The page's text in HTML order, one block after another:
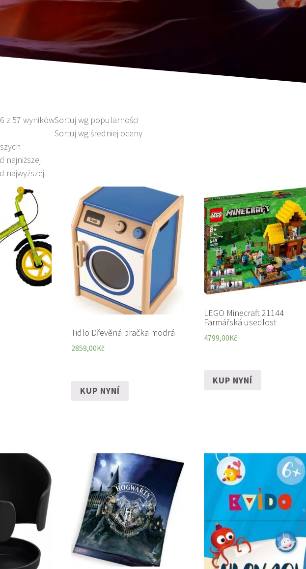
z 57 wynikówSortuj wg popularności
Sortuj wg średniej oceny
najniższej
najwyższej
Tidlo Dřevěná pračka modrá
2859,00Kč
KUP NYNÍ
LEGO Minecraft 21144
Farmářská usedlost
4799,00Kč
KUP NYNÍ